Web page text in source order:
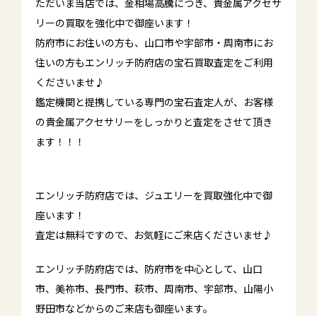
リーの買取を強化中で御座います！
防府市にお住いの方も、山口市や宇部市・周南市にお
住いの方もエンリッチ防府店の宝石買取査定をご利用
くださいませ♪
鑑定機関と提携している専門の宝石査定人が、お客様
の貴金属アクセサリーをしっかりと査定をさせて頂き
ます！！！
エンリッチ防府店では、ジュエリーを買取強化中で御
座います！
査定は無料ですので、お気軽にご来店くださいませ♪
エンリッチ防府店では、防府市を中心として、山口
市、美祢市、長門市、萩市、周南市、宇部市、山陽小
野田市などからのご来店も御座います。